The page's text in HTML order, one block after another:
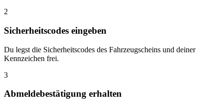
2
Sicherheitscodes eingeben
Du legst die Sicherheitscodes des Fahrzeugscheins und deiner
Kennzeichen frei.
3
Abmeldebestätigung erhalten